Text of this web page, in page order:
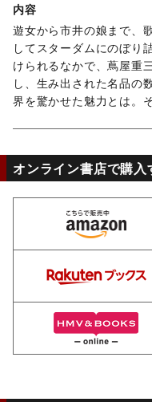
内容
遊女から市井の娘まで、
してスターダムにのぼり
けられるなかで、蔦屋重
し、生み出された名品の
界を驚かせた魅力とは。
オンライン書店で購入